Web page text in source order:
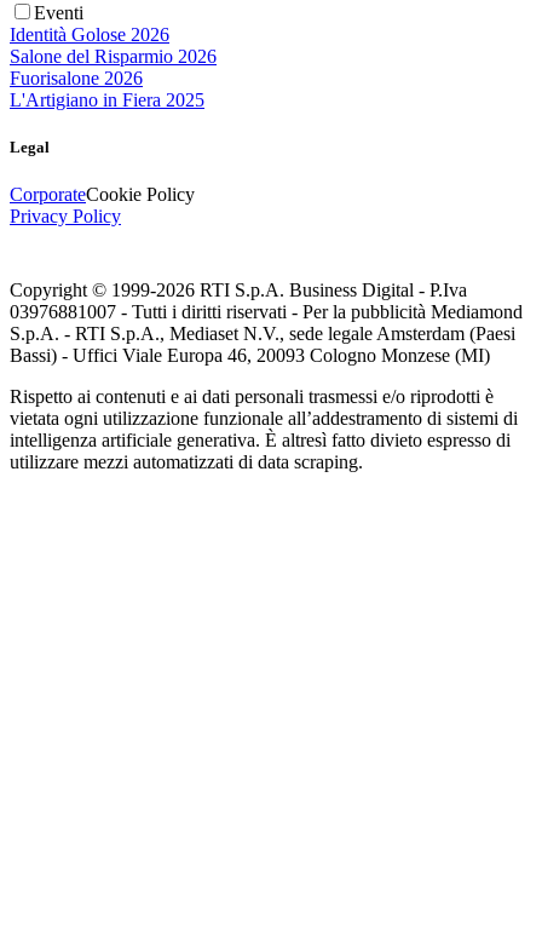
Eventi
Identità Golose 2026
Salone del Risparmio 2026
Fuorisalone 2026
L'Artigiano in Fiera 2025
Legal
CorporateCookie Policy
Privacy Policy
Copyright © 1999-2026 RTI S.p.A. Business Digital - P.Iva
03976881007 - Tutti i diritti riservati - Per la pubblicità Mediamond
S.p.A. - RTI S.p.A., Mediaset N.V., sede legale Amsterdam (Paesi
Bassi) - Uffici Viale Europa 46, 20093 Cologno Monzese (MI)
Rispetto ai contenuti e ai dati personali trasmessi e/o riprodotti è
vietata ogni utilizzazione funzionale all’addestramento di sistemi di
intelligenza artificiale generativa. È altresì fatto divieto espresso di
utilizzare mezzi automatizzati di data scraping.